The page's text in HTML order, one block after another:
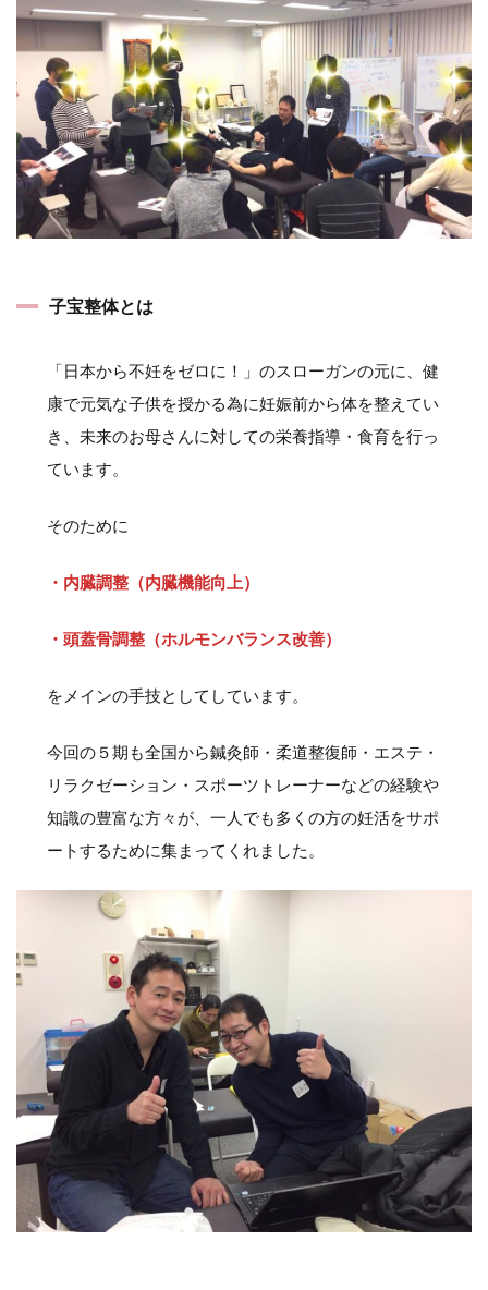
子宝整体とは
「日本から不妊をゼロに！」のスローガンの元に、健
康で元気な子供を授かる為に妊娠前から体を整えてい
き、未来のお母さんに対しての栄養指導・食育を行っ
ています。
そのために
・内臓調整（内臓機能向上）
・頭蓋骨調整（ホルモンバランス改善）
をメインの手技としてしています。
今回の５期も全国から鍼灸師・柔道整復師・エステ・
リラクゼーション・スポーツトレーナーなどの経験や
知識の豊富な方々が、一人でも多くの方の妊活をサポ
ートするために集まってくれました。